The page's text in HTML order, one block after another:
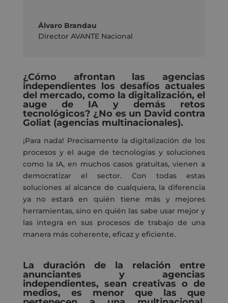
Álvaro Brandau
Director AVANTE Nacional
¿Cómo afrontan las agencias
independientes los desafíos actuales
del mercado, como la digitalización, el
auge de IA y demás retos
tecnológicos? ¿No es un David contra
Goliat (agencias multinacionales).
¡Para nada! Precisamente la digitalización de los
procesos y el auge de tecnologías y soluciones
como la IA, en muchos casos gratuitas, vienen a
democratizar el sector. Con todas estas
solucionesal alcance de cualquiera, la diferencia
ya no estará en quién tiene más y mejores
herramientas, sino en quién las sabe usar mejory
las integra en sus procesos de trabajode una
manera más coherente, eficaz y eficiente.
La duración de la relación entre
anunciantes y agencias
independientes, sean creativas o de
medios, es menor que las que